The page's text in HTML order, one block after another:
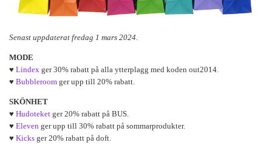
Senast uppdaterat fredag 1 mars 2024.
MODE
♥ Lindex ger 30% rabatt på alla ytterplagg med koden out2014.
♥ Bubbleroom ger upp till 20% rabatt.
SKÖNHET
♥ Hudoteket ger 20% rabatt på BUS.
♥ Eleven ger upp till 30% rabatt på sommarprodukter.
♥ Kicks ger 20% rabatt på doft.